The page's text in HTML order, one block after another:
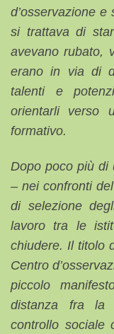
d’osservazione
si trattava di
avevano rubato,
erano in via di
talenti e
orientarli verso
formativo.
Dopo poco più di
– nei confronti
di selezione
lavoro tra le
chiudere. Il titolo
Centro
piccolo
distanza fra la
controllo sociale